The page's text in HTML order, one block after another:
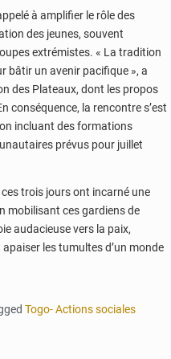
à amplifier le rôle des
des jeunes, souvent
extrémistes. « La tradition
bâtir un avenir pacifique », a
des Plateaux, dont les propos
conséquence, la rencontre s’est
incluant des formations
prévus pour juillet
ces trois jours ont incarné une
mobilisant ces gardiens de
audacieuse vers la paix,
les tumultes d’un monde
Togo- Actions sociales